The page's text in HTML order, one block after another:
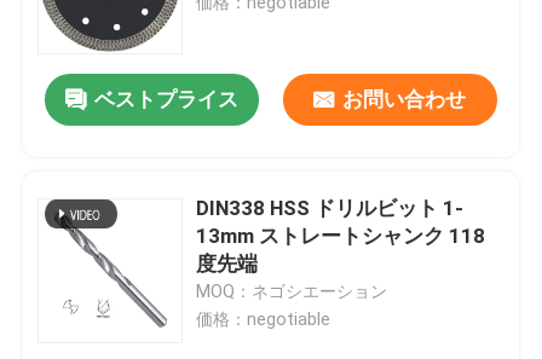
ベストプライス お問い合わせ
DIN338 HSS ドリルビット 1-
13mm ストレートシャンク 118
度先端
MOQ：ネゴシエーション
価格：negotiable